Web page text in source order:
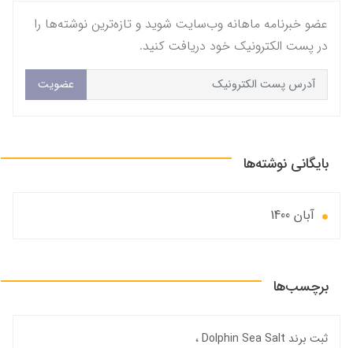
عضو خبرنامه ماهانه وب‌سایت شوید و تازه‌ترین نوشته‌ها را
در پست الکترونیک خود دریافت کنید.
عضویت
بایگانی نوشته‌ها
آبان 1400
برچسب‌ها
ثبت برند Dolphin Sea Salt